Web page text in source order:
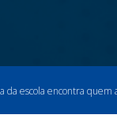
da escola encontra